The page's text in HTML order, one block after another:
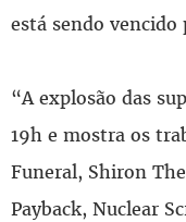
está sendo vencido
“A explosão das
19h e mostra os
Funeral, Shiron
Payback, Nuclear